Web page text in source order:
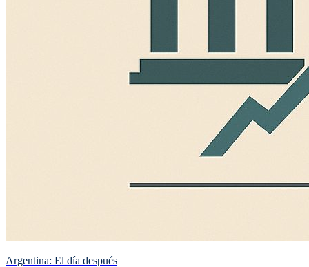
Argentina: El día después